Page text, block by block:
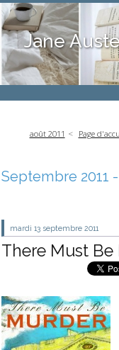
Jane
août 2011 Page
Septembre 2011
mardi 13 septembre 2011
There Must Be